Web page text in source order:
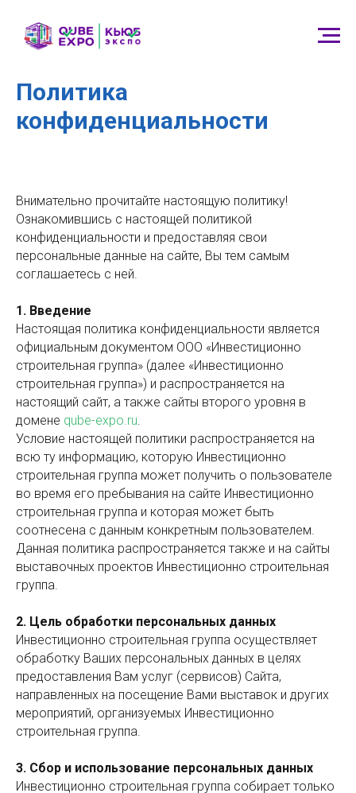
Политика
конфиденциальности
Внимательно прочитайте настоящую политику!
Ознакомившись с настоящей политикой
конфиденциальности и предоставляя свои
персональные данные на сайте, Вы тем самым
соглашаетесь с ней.
1. Введение
Настоящая политика конфиденциальности является
официальным документом ООО «Инвестиционно
строительная группа» (далее «Инвестиционно
строительная группа») и распространяется на
настоящий сайт, а также сайты второго уровня в
домене qube-expo.ru.
Условие настоящей политики распространяется на
всю ту информацию, которую Инвестиционно
строительная группа может получить о пользователе
во время его пребывания на сайте Инвестиционно
строительная группа и которая может быть
соотнесена с данным конкретным пользователем.
Данная политика распространяется также и на сайты
выставочных проектов Инвестиционно строительная
группа.
2. Цель обработки персональных данных
Инвестиционно строительная группа осуществляет
обработку Ваших персональных данных в целях
предоставления Вам услуг (сервисов) Сайта,
направленных на посещение Вами выставок и других
мероприятий, организуемых Инвестиционно
строительная группа.
3. Сбор и использование персональных данных
Инвестиционно строительная группа собирает только